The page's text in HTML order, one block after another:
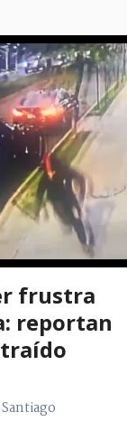
frustra
reportan